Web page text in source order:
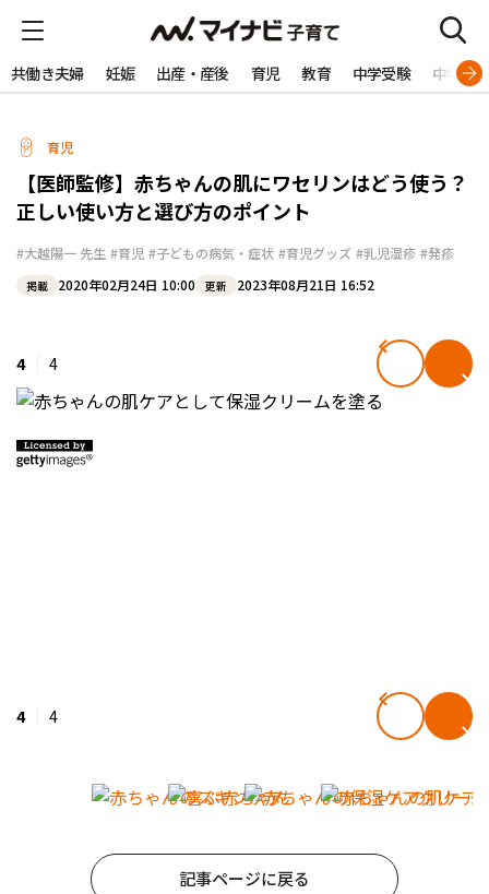
共働き夫婦 妊娠 出産・産後 育児 教育 中学受験 中学生
育児
【医師監修】赤ちゃんの肌にワセリンはどう使う？
正しい使い方と選び方のポイント
#大越陽一 先生 #育児 #子どもの病気・症状 #育児グッズ #乳児湿疹 #発疹
掲載 2020年02月24日 10:00 更新 2023年08月21日 16:52
4 4
4 4
記事ページに戻る